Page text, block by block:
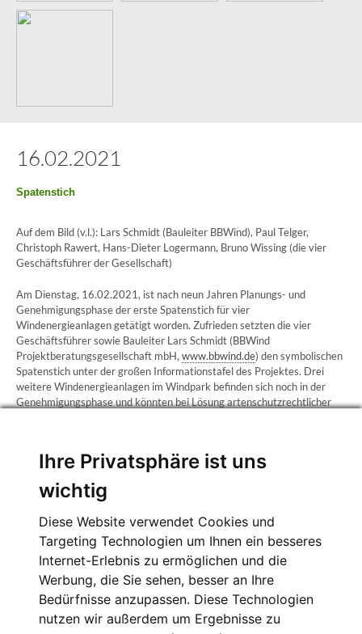
Ihre Privatsphäre ist uns
wichtig
Diese Website verwendet Cookies und
Targeting Technologien um Ihnen ein besseres
Internet-Erlebnis zu ermöglichen und die
Werbung, die Sie sehen, besser an Ihre
Bedürfnisse anzupassen. Diese Technologien
nutzen wir außerdem um Ergebnisse zu
16.02.2021
Spatenstich
Auf dem Bild (v.l.): Lars Schmidt (Bauleiter BBWind), Paul Telger,
Christoph Rawert, Hans-Dieter Logermann, Bruno Wissing (die vier
Geschäftsführer der Gesellschaft)
Am Dienstag, 16.02.2021, ist nach neun Jahren Planungs- und
Genehmigungsphase der erste Spatenstich für vier
Windenergieanlagen getätigt worden. Zufrieden setzten die vier
Geschäftsführer sowie Bauleiter Lars Schmidt (BBWind
Projektberatungsgesellschaft mbH, www.bbwind.de) den symbolischen
Spatenstich unter der großen Informationstafel des Projektes. Drei
weitere Windenergieanlagen im Windpark befinden sich noch in der
Genehmigungsphase und könnten bei Lösung artenschutzrechtlicher
Pressemitteilung